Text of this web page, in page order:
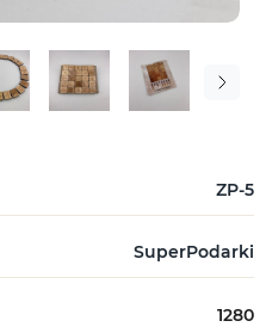
ZP-5
SuperPodarki
1280